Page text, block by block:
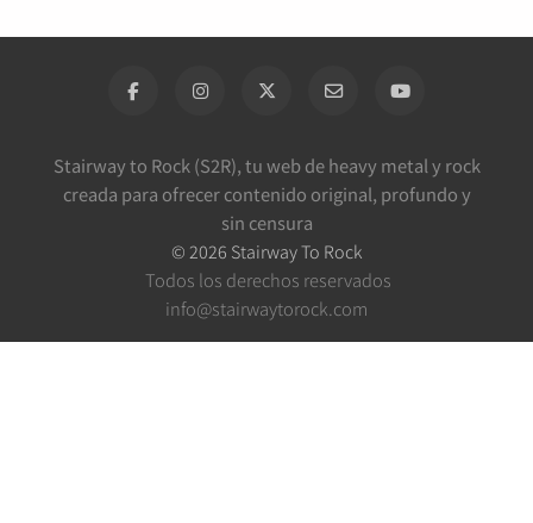
Stairway to Rock (S2R), tu web de heavy metal y rock
creada para ofrecer contenido original, profundo y
sin censura
© 2026 Stairway To Rock
Todos los derechos reservados
info@stairwaytorock.com